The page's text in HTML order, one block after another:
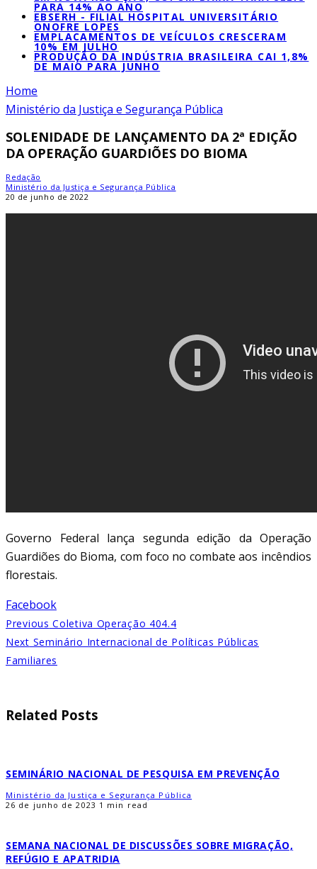
PARA 14% AO ANO
EBSERH - FILIAL HOSPITAL UNIVERSITÁRIO
ONOFRE LOPES
EMPLACAMENTOS DE VEÍCULOS CRESCERAM
10% EM JULHO
PRODUÇÃO DA INDÚSTRIA BRASILEIRA CAI 1,8%
DE MAIO PARA JUNHO
Home
Ministério da Justiça e Segurança Pública
SOLENIDADE DE LANÇAMENTO DA 2ª EDIÇÃO
DA OPERAÇÃO GUARDIÕES DO BIOMA
Redação
Ministério da Justiça e Segurança Pública
20 de junho de 2022
Governo Federal lança segunda edição da Operação
Guardiões do Bioma, com foco no combate aos incêndios
florestais.
Facebook
Previous Coletiva Operação 404.4
Next Seminário Internacional de Políticas Públicas
Familiares
Related Posts
SEMINÁRIO NACIONAL DE PESQUISA EM PREVENÇÃO
Ministério da Justiça e Segurança Pública
26 de junho de 2023 1 min read
SEMANA NACIONAL DE DISCUSSÕES SOBRE MIGRAÇÃO,
REFÚGIO E APATRIDIA